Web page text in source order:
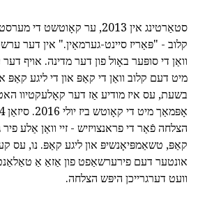
סטאַרטינג אין 2013, ער קאָוטשט
קלוב - "פּאַריז סיינט-גערמאַין." אין דער
וואַן די סופּער באָול פון דער מדינה. אויף
בשעת, עס איז מודיע אַז דער קאָלעקטיוו
הצלחה פֿאַר די פראנצויזיש - זיי וואַן אַלע
קאַפּ, טשאַמפּיאָנשיפּ און ליגע קאַפּ. נו, עס
אונטער דעם פירערשאַפט פון אַזאַ אַ
וועט דערגרייכן היפּש הצלחה.